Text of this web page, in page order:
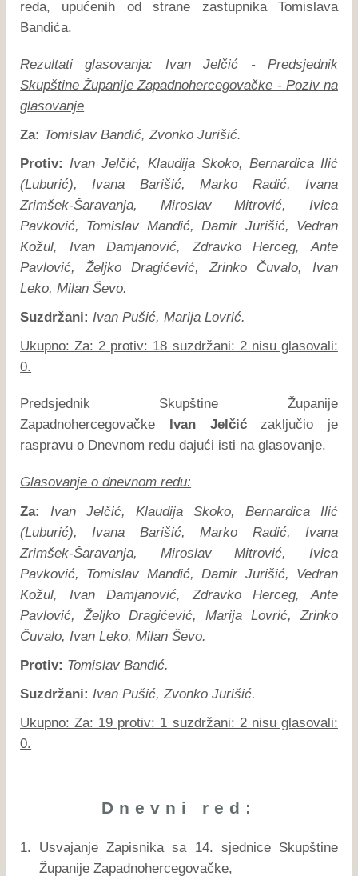
reda, upućenih od strane zastupnika Tomislava
Bandića.
Rezultati glasovanja: Ivan Jelčić - Predsjednik
Skupštine Županije Zapadnohercegovačke - Poziv na
glasovanje
Za: Tomislav Bandić, Zvonko Jurišić.
Protiv: Ivan Jelčić, Klaudija Skoko, Bernardica Ilić
(Luburić), Ivana Barišić, Marko Radić, Ivana
Zrimšek-Šaravanja, Miroslav Mitrović, Ivica
Pavković, Tomislav Mandić, Damir Jurišić, Vedran
Kožul, Ivan Damjanović, Zdravko Herceg, Ante
Pavlović, Željko Dragićević, Zrinko Čuvalo, Ivan
Leko, Milan Ševo.
Suzdržani: Ivan Pušić, Marija Lovrić.
Ukupno: Za: 2 protiv: 18 suzdržani: 2 nisu glasovali:
0.
Predsjednik Skupštine Županije
Zapadnohercegovačke
Ivan Jelčićzaključio je
raspravu o Dnevnom redu dajući isti na glasovanje.
Glasovanje o dnevnom redu:
Za:
Ivan Jelčić, Klaudija Skoko, Bernardica Ilić
(Luburić), Ivana Barišić, Marko Radić, Ivana
Zrimšek-Šaravanja, Miroslav Mitrović, Ivica
Pavković, Tomislav Mandić, Damir Jurišić, Vedran
Kožul, Ivan Damjanović, Zdravko Herceg, Ante
Pavlović, Željko Dragićević, Marija Lovrić, Zrinko
Čuvalo, Ivan Leko, Milan Ševo.
Protiv: Tomislav Bandić.
Suzdržani: Ivan Pušić, Zvonko Jurišić.
Ukupno: Za: 19 protiv: 1 suzdržani: 2 nisu glasovali:
0.
Dnevni red:
1.
Usvajanje Zapisnika sa 14. sjednice Skupštine
Županije Zapadnohercegovačke,